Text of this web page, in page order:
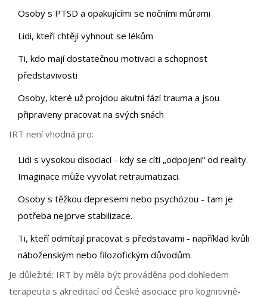
Osoby s PTSD a opakujícími se nočními můrami
Lidi, kteří chtějí vyhnout se lékům
Ti, kdo mají dostatečnou motivaci a schopnost
představivosti
Osoby, které už projdou akutní fází trauma a jsou
připraveny pracovat na svých snách
IRT není vhodná pro:
Lidi s vysokou disociací - kdy se cítí „odpojeni“ od reality.
Imaginace může vyvolat retraumatizaci.
Osoby s těžkou depresemi nebo psychózou - tam je
potřeba nejprve stabilizace.
Ti, kteří odmítají pracovat s představami - například kvůli
náboženským nebo filozofickým důvodům.
Je důležité: IRT by měla být prováděna pod dohledem
terapeuta s akreditací od České asociace pro kognitivně-